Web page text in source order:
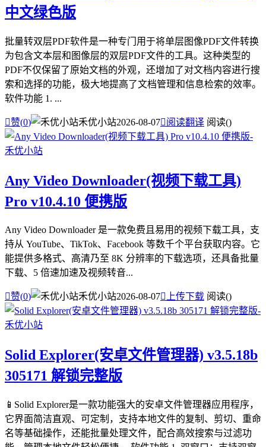
中文绿色版
批量转双层PDF软件是一种专门用于将单层图像PDF文件转换
为包含文本层和图像层的双层PDF文件的工具。这种类型的
PDF不仅保留了原始文档的外观，还增加了对文档内容进行搜
索和选择的功能，极大地提高了文档管理和信息检索的效率。
软件功能 1. ...
赞(0) 禾优小站2026-08-07阅读翻译 阅读()
Any Video Downloader(视频下载工具)
Pro v10.4.10 便携版
Any Video Downloader 是一款免费且易用的视频下载工具，支
持从 YouTube、TikTok、Facebook 等数千个平台获取内容。它
能提供多格式、高清乃至 8K 分辨率的下载选项，还具备批量
下载、5 倍速加速及视频转音...
赞(0) 禾优小站2026-08-07上传下载 阅读()
Solid Explorer(安卓文件管理器) v3.5.18b
305171 解锁完整版
📱Solid Explorer是一款功能强大的安卓文件管理器应用程序，
它界面简洁直观、可定制，支持本地文件的复制、剪切、重命
名等基础操作，还能批量处理文件，配合高效搜索与过滤功